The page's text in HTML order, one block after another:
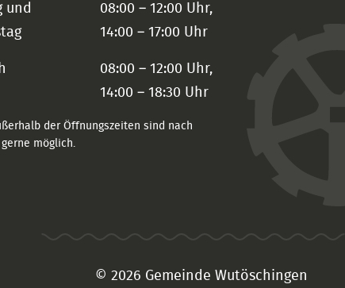
und
08:00 – 12:00 Uhr,
14:00 – 17:00 Uhr
08:00 – 12:00 Uhr,
14:00 – 18:30 Uhr
der Öffnungszeiten sind nach
möglich.
© 2026 Gemeinde Wutöschingen